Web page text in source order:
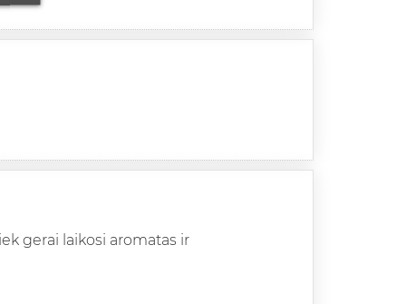
gerai laikosi aromatas ir